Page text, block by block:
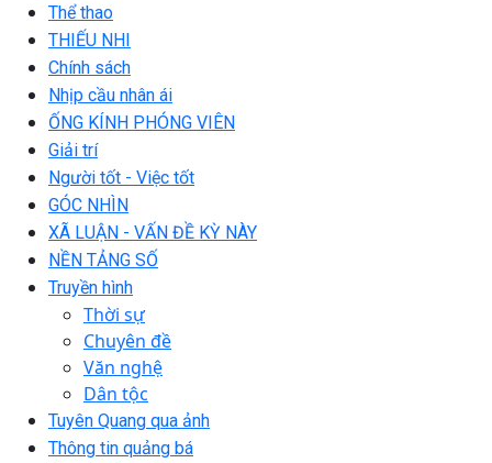
Thể thao
THIẾU NHI
Chính sách
Nhịp cầu nhân ái
ỐNG KÍNH PHÓNG VIÊN
Giải trí
Người tốt - Việc tốt
GÓC NHÌN
XÃ LUẬN - VẤN ĐỀ KỲ NÀY
NỀN TẢNG SỐ
Truyền hình
Thời sự
Chuyên đề
Văn nghệ
Dân tộc
Tuyên Quang qua ảnh
Thông tin quảng bá